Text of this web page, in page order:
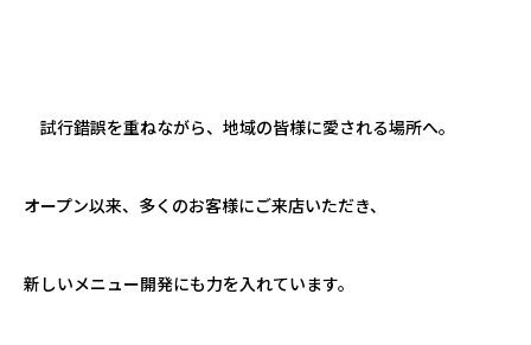
試行錯誤を重ねながら、地域の皆様に愛される場所へ。
オープン以来、多くのお客様にご来店いただき、
新しいメニュー開発にも力を入れています。